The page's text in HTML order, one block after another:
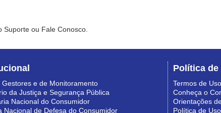
Suporte ou Fale Conosco.
Gestores e de Monitoramento
da Justiça e Segurança Pública
Nacional do Consumidor
Nacional de Defesa do Consumidor
Política de
Termos de Uso
Conheça o
Orientações
Política de